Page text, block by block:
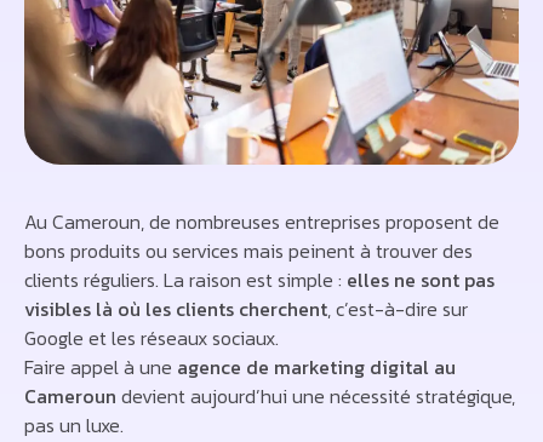
Au Cameroun, de nombreuses entreprises proposent de
bons produits ou services mais peinent à trouver des
clients réguliers. La raison est simple : elles ne sont pas
visibles là où les clients cherchent, c’est-à-dire sur
Google et les réseaux sociaux.
Faire appel à une agence de marketing digital au
Cameroun devient aujourd’hui une nécessité stratégique,
pas un luxe.